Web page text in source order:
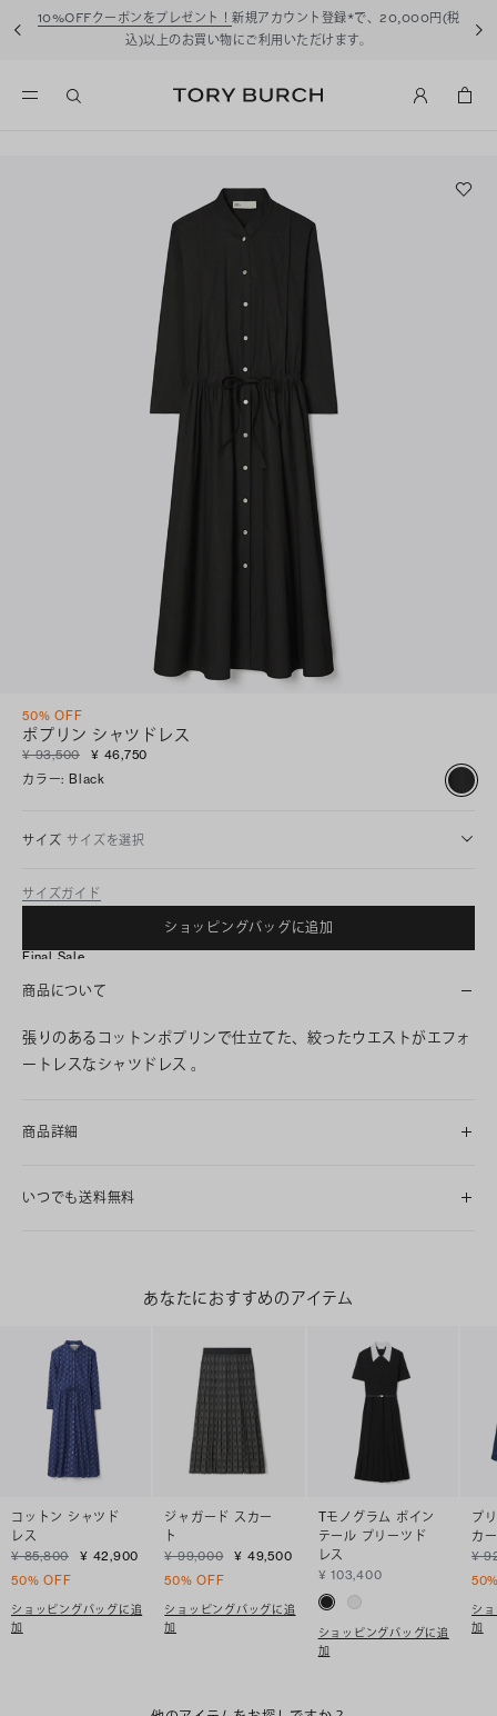
10%OFFクーポンをプレゼント！ 新規アカウント登録*で、20,000円(税
込)以上のお買い物にご利用いただけます。
50% OFF
ポプリン シャツドレス
¥ 93,500
¥ 46,750
カラー: Black
サイズ サイズを選択
サイズガイド
ショッピングバッグに追加
Final Sale
商品について
張りのあるコットンポプリンで仕立てた、絞ったウエストがエフォ
ートレスなシャツドレス 。
商品詳細
いつでも送料無料
あなたにおすすめのアイテム
コットン シャツド
レス
¥ 85,800
¥ 42,900
50% OFF
ショッピングバッグに追
加
ジャガード スカー
ト
¥ 99,000
¥ 49,500
50% OFF
ショッピングバッグに追
加
Tモノグラム ポイン
テール プリーツド
レス
¥ 103,400
ショッピングバッグに追
加
プ
カ
¥
シ
加